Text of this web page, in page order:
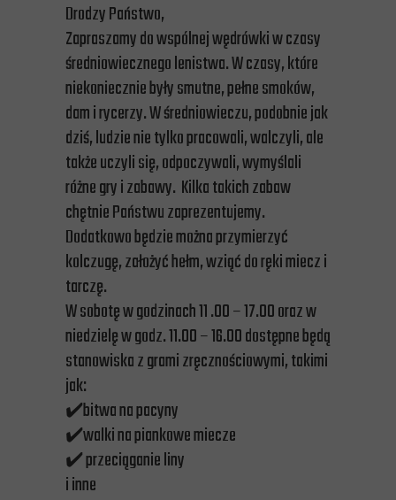
Drodzy Państwo,
Zapraszamy do wspólnej wędrówki w czasy
średniowiecznego lenistwa. W czasy, które
niekoniecznie były smutne, pełne smoków,
dam i rycerzy. W średniowieczu, podobnie jak
dziś, ludzie nie tylko pracowali, walczyli, ale
także uczyli się, odpoczywali, wymyślali
różne gry i zabawy. Kilka takich zabaw
chętnie Państwu zaprezentujemy.
Dodatkowo będzie można przymierzyć
kolczugę, założyć hełm, wziąć do ręki miecz i
tarczę.
W sobotę w godzinach 11 .00 – 17.00 oraz w
niedzielę w godz. 11.00 – 16.00 dostępne będą
stanowiska z grami zręcznościowymi, takimi
jak:
✔️bitwa na pacyny
✔️walki na piankowe miecze
✔️ przeciąganie liny
i inne